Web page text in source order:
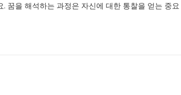
꿈을 해석하는 과정은 자신에 대한 통찰을 얻는 중요